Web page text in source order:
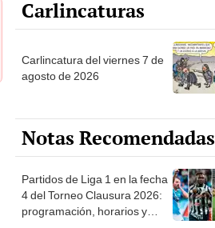
Carlincaturas
Carlincatura del viernes 7 de
agosto de 2026
Notas Recomendadas
Partidos de Liga 1 en la fecha
4 del Torneo Clausura 2026:
programación, horarios y